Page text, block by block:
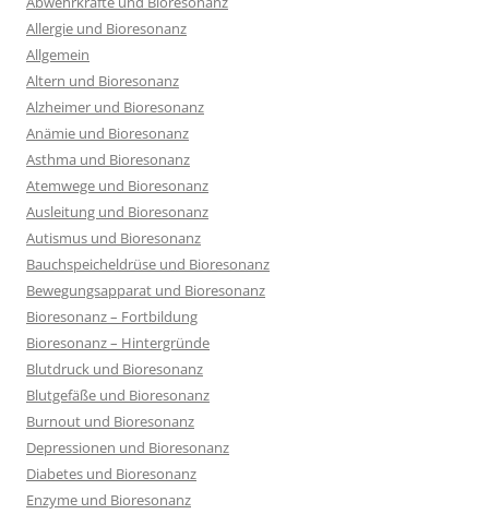
Allergie und Bioresonanz
Allgemein
Altern und Bioresonanz
Alzheimer und Bioresonanz
Anämie und Bioresonanz
Asthma und Bioresonanz
Atemwege und Bioresonanz
Ausleitung und Bioresonanz
Autismus und Bioresonanz
Bauchspeicheldrüse und Bioresonanz
Bewegungsapparat und Bioresonanz
Bioresonanz – Fortbildung
Bioresonanz – Hintergründe
Blutdruck und Bioresonanz
Blutgefäße und Bioresonanz
Burnout und Bioresonanz
Depressionen und Bioresonanz
Diabetes und Bioresonanz
Enzyme und Bioresonanz